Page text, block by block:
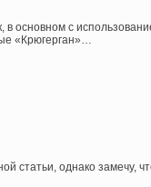
в основном с
«Крюгерган»…
статьи, однако замечу,